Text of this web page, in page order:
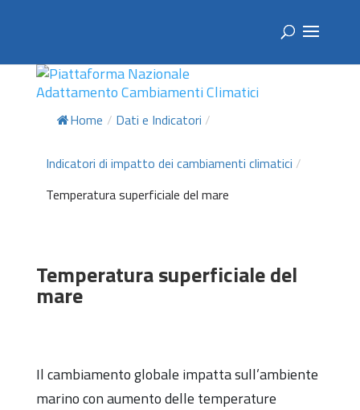
Home / Dati e Indicatori /
Indicatori di impatto dei cambiamenti climatici /
Temperatura superficiale del mare
Temperatura superficiale del
mare
Il cambiamento globale impatta sull’ambiente
marino con aumento delle temperature